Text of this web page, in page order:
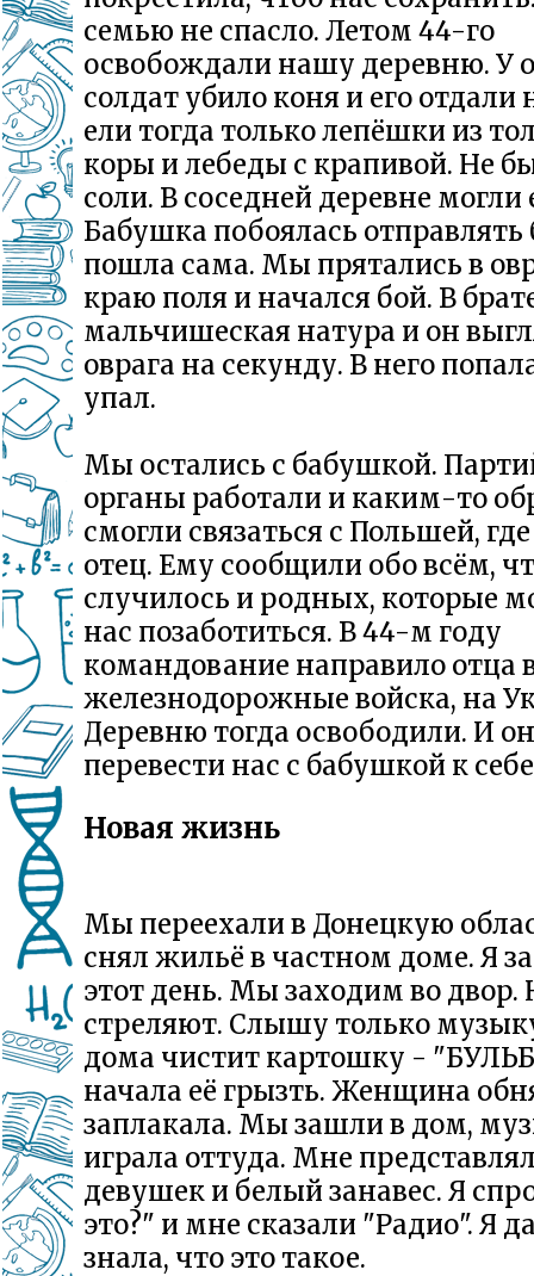
семью не спасло. Летом 44-го
освобождали нашу деревню. У
солдат убило коня и его
ели тогда только лепёшки из
коры и лебеды с крапивой. Не
соли. В соседней деревне могли
Бабушка побоялась отправлять
пошла сама. Мы прятались в
краю поля и начался бой. В
мальчишеская натура и он
оврага на секунду. В него
упал.
Мы остались с бабушкой.
органы работали и каким-то
смогли связаться с Польшей,
отец. Ему сообщили обо всём,
случилось и родных, которые
нас позаботиться. В 44-м году
командование направило отца
железнодорожные войска, на
Деревню тогда освободили. И
перевести нас с бабушкой к
Новая жизнь
Мы переехали в Донецкую
снял жильё в частном доме. Я
этот день. Мы заходим во двор.
стреляют. Слышу только
дома чистит картошку -
начала её грызть. Женщина
заплакала. Мы зашли в дом,
играла оттуда. Мне
девушек и белый занавес. Я
это?" и мне сказали "Радио". Я
знала, что это такое.